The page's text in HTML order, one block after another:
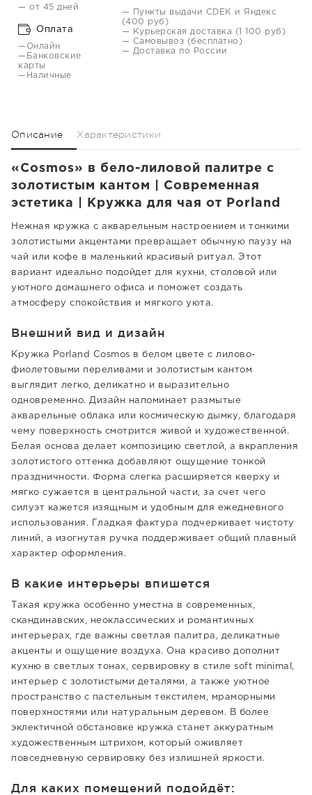
— от 45 дней
Оплата
—Онлайн
—Банковские
карты
—Наличные
— Пункты выдачи CDEK и Яндекс
(400 руб)
— Курьерская доставка (1 100 руб)
— Самовывоз (бесплатно)
— Доставка по России
Описание Характеристики
«Cosmos» в бело-лиловой палитре с
золотистым кантом | Современная
эстетика | Кружка для чая от Porland
Нежная кружка с акварельным настроением и тонкими
золотистыми акцентами превращает обычную паузу на
чай или кофе в маленький красивый ритуал. Этот
вариант идеально подойдет для кухни, столовой или
уютного домашнего офиса и поможет создать
атмосферу спокойствия и мягкого уюта.
Внешний вид и дизайн
Кружка Porland Cosmos в белом цвете с лилово-
фиолетовыми переливами и золотистым кантом
выглядит легко, деликатно и выразительно
одновременно. Дизайн напоминает размытые
акварельные облака или космическую дымку, благодаря
чему поверхность смотрится живой и художественной.
Белая основа делает композицию светлой, а вкрапления
золотистого оттенка добавляют ощущение тонкой
праздничности. Форма слегка расширяется кверху и
мягко сужается в центральной части, за счет чего
силуэт кажется изящным и удобным для ежедневного
использования. Гладкая фактура подчеркивает чистоту
линий, а изогнутая ручка поддерживает общий плавный
характер оформления.
В какие интерьеры впишется
Такая кружка особенно уместна в современных,
скандинавских, неоклассических и романтичных
интерьерах, где важны светлая палитра, деликатные
акценты и ощущение воздуха. Она красиво дополнит
кухню в светлых тонах, сервировку в стиле soft minimal,
интерьер с золотистыми деталями, а также уютное
пространство с пастельным текстилем, мраморными
поверхностями или натуральным деревом. В более
эклектичной обстановке кружка станет аккуратным
художественным штрихом, который оживляет
повседневную сервировку без излишней яркости.
Для каких помещений подойдёт: